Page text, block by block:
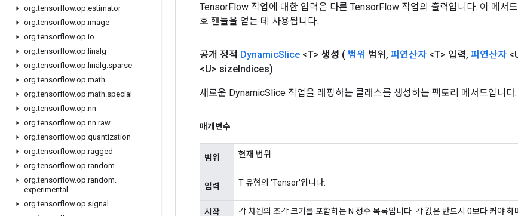
org.tensorflow.op.estimator
org.tensorflow.op.image
org.tensorflow.op.io
org.tensorflow.op. linalg
org.tensorflow.op. linalg.sparse
org.tensorflow.op.math
org.tensorflow.op.math.special
org.tensorflow.op.nn
org.tensorflow.op.nn.raw
org.tensorflow.op.quantization
org.tensorflow.op.ragged
org.tensorflow.op.random
org.tensorflow.op.random.
experimental
org.tensorflow.op.signal
TensorFlow 작업에 대한 입력은 다른 TensorFlow 작업의 출력입니다. 이 메서
호 핸들을 얻는 데 사용됩니다.
공개 정적 DynamicSlice <T> 생성 ( 범위 범위 , 피연산자 <T> 입력, 피연산자
<U> sizeIndices)
새로운 DynamicSlice 작업을 래핑하는 클래스를 생성하는 팩토리 메서드입니다.
매개변수
범위 현재 범위
입력 T 유형의 'Tensor'입니다.
시작
각 차원의 조각 크기를 포함하는 N 정수 목록입니다. 각 값은 반드시 0보다 커야